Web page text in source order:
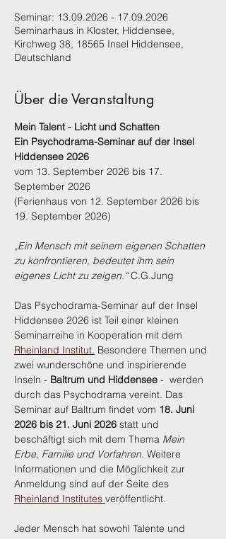
Seminar: 13.09.2026 - 17.09.2026
Seminarhaus in Kloster, Hiddensee,
Kirchweg 38, 18565 Insel Hiddensee,
Deutschland
Über die Veranstaltung
Mein Talent - Licht und Schatten
Ein Psychodrama-Seminar auf der Insel
Hiddensee 2026
vom 13. September 2026 bis 17.
September 2026
(Ferienhaus von 12. September 2026 bis
19. September 2026)
„Ein Mensch mit seinem eigenen Schatten
zu konfrontieren, bedeutet ihm sein
eigenes Licht zu zeigen.“ C.G.Jung
Das Psychodrama-Seminar auf der Insel
Hiddensee 2026 ist Teil einer kleinen
Seminarreihe in Kooperation mit dem
Rheinland Institut. Besondere Themen und
zwei wunderschöne und inspirierende
Inseln - Baltrum und Hiddensee -  werden
durch das Psychodrama vereint. Das
Seminar auf Baltrum findet vom 18. Juni
2026 bis 21. Juni 2026 statt und
beschäftigt sich mit dem Thema Mein
Erbe, Familie und Vorfahren. Weitere
Informationen und die Möglichkeit zur
Anmeldung sind auf der Seite des
Rheinland Institutes veröffentlicht.
Jeder Mensch hat sowohl Talente und